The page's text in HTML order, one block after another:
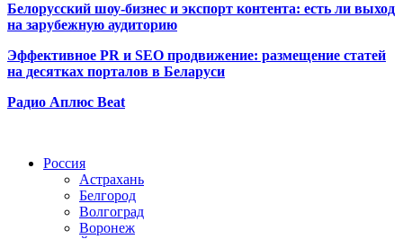
Белорусский шоу-бизнес и экспорт контента: есть ли выход
на зарубежную аудиторию
Эффективное PR и SEO продвижение: размещение статей
на десятках порталов в Беларуси
Радио Аплюс Beat
Россия
Астрахань
Белгород
Волгоград
Воронеж